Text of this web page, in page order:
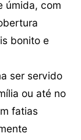
úmida, com
bonito e
ser servido
ou até no
fatias